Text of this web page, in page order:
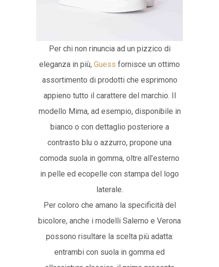
Per chi non rinuncia ad un pizzico di
eleganza in più, Guess fornisce un ottimo
assortimento di prodotti che esprimono
appieno tutto il carattere del marchio. Il
modello Mima, ad esempio, disponibile in
bianco o con dettaglio posteriore a
contrasto blu o azzurro, propone una
comoda suola in gomma, oltre all’esterno
in pelle ed ecopelle con stampa del logo
laterale.
Per coloro che amano la specificità del
bicolore, anche i modelli Salerno e Verona
possono risultare la scelta più adatta:
entrambi con suola in gomma ed